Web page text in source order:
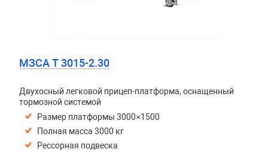
МЗСА T 3015-2.30
Двухосный легковой прицеп-платформа, оснащенный
тормозной системой
Размер платформы 3000×1500
Полная масса 3000 кг
Рессорная подвеска